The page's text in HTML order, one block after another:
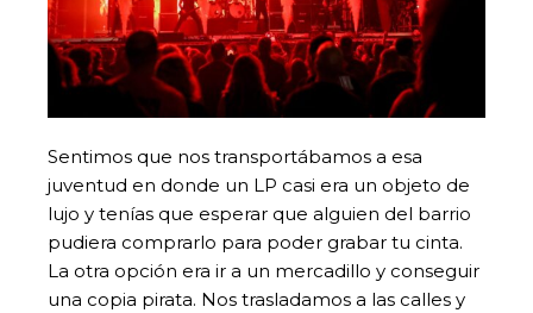
Sentimos que nos transportábamos a esa
juventud en donde un LP casi era un objeto de
lujo y tenías que esperar que alguien del barrio
pudiera comprarlo para poder grabar tu cinta.
La otra opción era ir a un mercadillo y conseguir
una copia pirata. Nos trasladamos a las calles y